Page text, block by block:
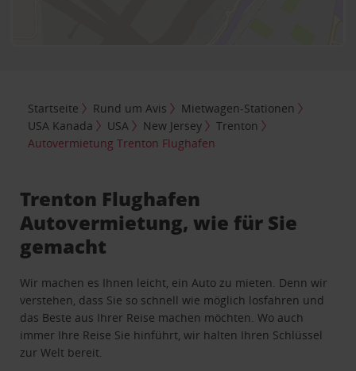
Startseite Rund um Avis
Mietwagen-Stationen
USA Kanada
USA New Jersey
Trenton
Autovermietung Trenton Flughafen
Trenton Flughafen
Autovermietung, wie für Sie
gemacht
Wir machen es Ihnen leicht, ein Auto zu mieten. Denn wir
verstehen, dass Sie so schnell wie möglich losfahren und
das Beste aus Ihrer Reise machen möchten. Wo auch
immer Ihre Reise Sie hinführt, wir halten Ihren Schlüssel
zur Welt bereit.